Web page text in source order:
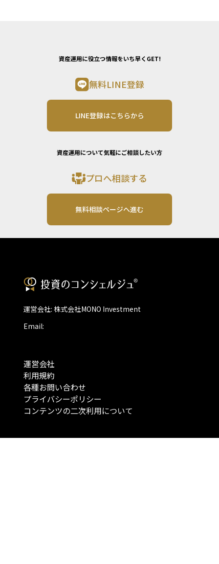
資産運用に役立つ情報をいち早くGET!
無料LINE登録
LINE登録はこちらから
資産運用について気軽にご相談したい方
プロへ相談する
無料相談ページへ進む
運営会社: 株式会社MONO Investment
Email:
運営会社
利用規約
各種お問い合わせ
プライバシーポリシー
コンテンツの二次利用について